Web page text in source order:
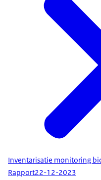
Inventarisatie monitoring
Rapport22-12-2023